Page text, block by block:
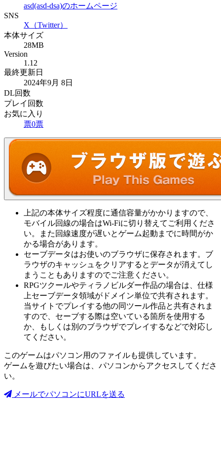
asd(asd-dsa)のホームページ
SNS
X（Twitter）
本体サイズ
28MB
Version
1.12
最終更新日
2024年9月 8日
DL回数
プレイ回数
お気に入り
票0票
上記の本体サイズ程度に通信容量がかかりますので、
モバイル回線の場合はWi-Fiに切り替えてご利用くださ
い。また回線速度が遅いとゲーム起動までに時間がか
かる場合があります。
セーブデータはお使いのブラウザに保存されます。ブ
ラウザのキャッシュをクリアするとデータが消えてし
まうこともありますのでご注意ください。
RPGツクールやティラノビルダー作品の場合は、仕様
上セーブデータ領域がドメイン単位で共有されます。
当サイトでプレイする他の同ツール作品と共有されま
すので、セーブする際は空いている箇所を使用する
か、もしくは別のブラウザでプレイするなどで対応し
てください。
このゲームはパソコン用のファイルも提供しています。
ゲームを遊びたい場合は、パソコンからアクセスしてくださ
い。
メールでパソコンにURLを送る